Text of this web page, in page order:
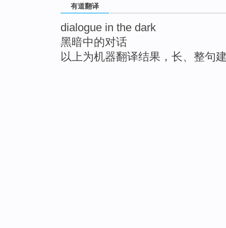
有道翻译
dialogue in the dark
黑暗中的对话
以上为机器翻译结果，长、整句